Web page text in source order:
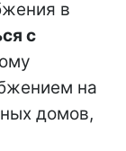
в
с
на
домов,